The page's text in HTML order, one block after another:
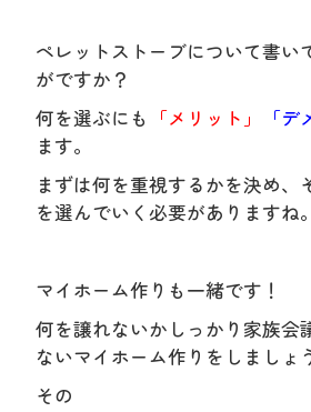
ペレットストーブについて書い
がですか？
何を選ぶにも 「メリット」 「デ
ます。
まずは何を重視するかを決め、
を選んでいく必要がありますね。
マイホーム作りも一緒です！
何を譲れないかしっかり家族会
ないマイホーム作りをしましょ
その